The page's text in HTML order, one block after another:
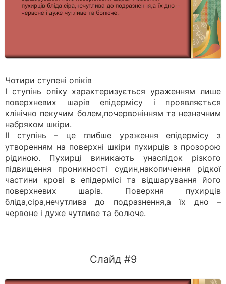
Чотири ступені опіків
І ступінь опіку характеризується ураженням лише
поверхневих шарів епідермісу і проявляється
клінічно пекучим болем,почервонінням та незначним
набряком шкіри.
ІІ ступінь – це глибше ураження епідермісу з
утворенням на поверхні шкіри пухирців з прозорою
рідиною. Пухирці виникають унаслідок різкого
підвищення проникності судин,накопичення рідкої
частини крові в епідермісі та відшарування його
поверхневих шарів. Поверхня пухирців
бліда,сіра,нечутлива до подразнення,а їх дно –
червоне і дуже чутливе та болюче.
Слайд #9